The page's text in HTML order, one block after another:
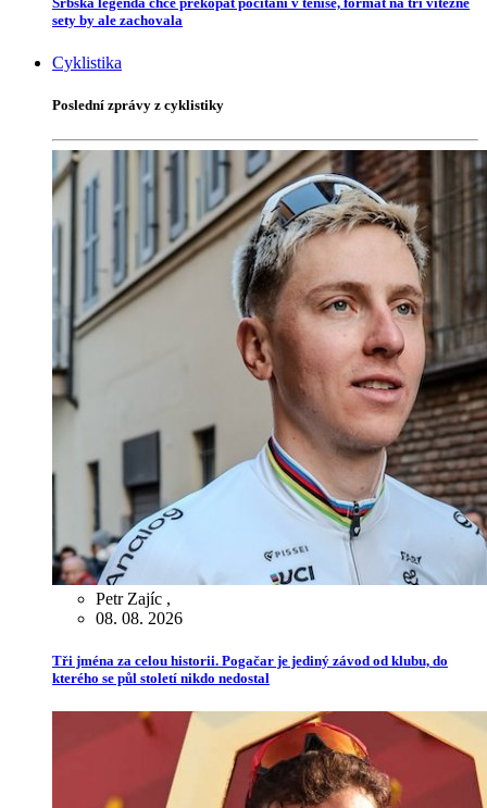
sety by ale zachovala
Cyklistika
Poslední zprávy z cyklistiky
Petr Zajíc ,
08. 08. 2026
Tři jména za celou historii. Pogačar je jediný závod od klubu, do
kterého se půl století nikdo nedostal